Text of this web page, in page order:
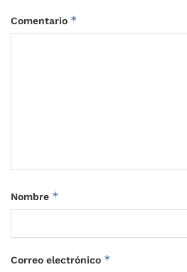
Comentario *
Nombre *
Correo electrónico *